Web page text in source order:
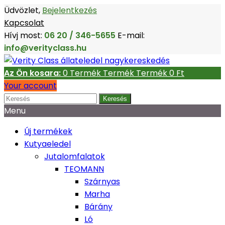
Üdvözlet, Bejelentkezés
Kapcsolat
Hívj most: 06 20 / 346-5655 E-mail:
info@verityclass.hu
Az Ön kosara:0 Termék Termék Termék0 Ft‎
Your account
Keresés
Menu
Új termékek
Kutyaeledel
Jutalomfalatok
TEOMANN
Szárnyas
Marha
Bárány
Ló